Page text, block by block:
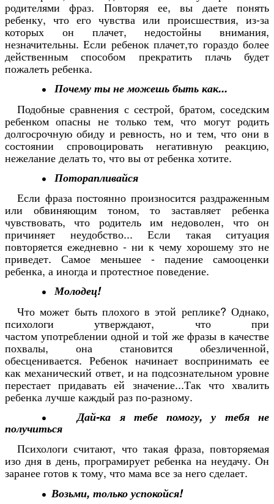
родителями фраз. Повторяя ее, вы даете понять
ребенку, что его чувства или происшествия, из-за
которых он плачет, недостойны внимания,
незначительны. Если ребенок плачет,то гораздо более
действенным способом прекратить плачь будет
пожалеть ребенка.
Почему ты не можешь быть как...
Подобные сравнения с сестрой, братом, соседским
ребенком опасны не только тем, что могут родить
долгосрочную обиду и ревность, но и тем, что они в
состоянии спровоцировать негативную реакцию,
нежелание делать то, что вы от ребенка хотите.
Поторапливайся
Если фраза постоянно произносится раздраженным
или обвиняющим тоном, то заставляет ребенка
чувствовать, что родитель им недоволен, что он
причиняет неудобство... Если такая ситуация
повторяется ежедневно - ни к чему хорошему зто не
приведет. Самое меньшее - падение самооценки
ребенка, а иногда и протестное поведение.
Молодец!
Что может быть плохого в этой реплике? Однако,
психологи утверждают, что при
частом употреблении одной и той же фразы в качестве
похвалы, она становится обезличенной,
обесценивается. Ребенок начинает воспринимать ее
как механический ответ, и на подсознательном уровне
перестает придавать ей значение...Так что хвалить
ребенка лучше каждый раз по-разному.
Дай-ка я тебе помогу, у тебя не
получиться
Психологи считают, что такая фраза, повторяемая
изо дня в день, програмирует ребенка на неудачу. Он
заранее готов к тому, что мама все за него сделает.
Возьми, только успокойся!